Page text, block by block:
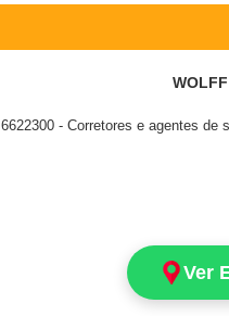
6622300 - Corretores e agentes de
Ver